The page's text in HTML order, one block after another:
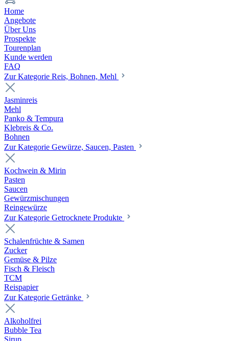
Home
Angebote
Über Uns
Prospekte
Tourenplan
Kunde werden
FAQ
Zur Kategorie Reis, Bohnen, Mehl
Jasminreis
Mehl
Panko & Tempura
Klebreis & Co.
Bohnen
Zur Kategorie Gewürze, Saucen, Pasten
Kochwein & Mirin
Pasten
Saucen
Gewürzmischungen
Reingewürze
Zur Kategorie Getrocknete Produkte
Schalenfrüchte & Samen
Zucker
Gemüse & Pilze
Fisch & Fleisch
TCM
Reispapier
Zur Kategorie Getränke
Alkoholfrei
Bubble Tea
Sirup